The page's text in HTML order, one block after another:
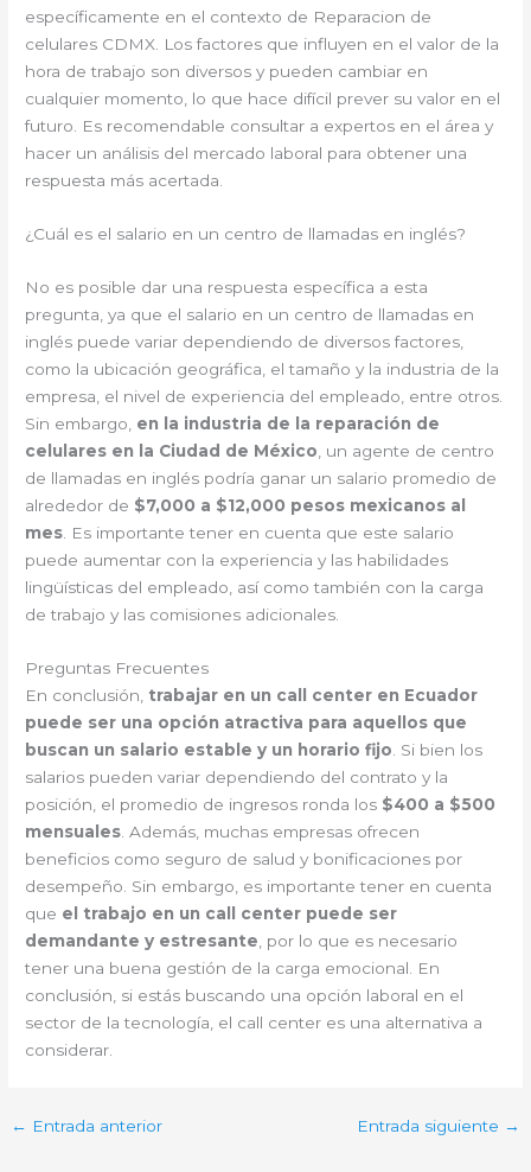
específicamente en el contexto de Reparacion de
celulares CDMX. Los factores que influyen en el valor de la
hora de trabajo son diversos y pueden cambiar en
cualquier momento, lo que hace difícil prever su valor en el
futuro. Es recomendable consultar a expertos en el área y
hacer un análisis del mercado laboral para obtener una
respuesta más acertada.
¿Cuál es el salario en un centro de llamadas en inglés?
No es posible dar una respuesta específica a esta
pregunta, ya que el salario en un centro de llamadas en
inglés puede variar dependiendo de diversos factores,
como la ubicación geográfica, el tamaño y la industria de la
empresa, el nivel de experiencia del empleado, entre otros.
Sin embargo, en la industria de la reparación de
celulares en la Ciudad de México , un agente de centro
de llamadas en inglés podría ganar un salario promedio de
alrededor de $7,000 a $12,000 pesos mexicanos al
mes . Es importante tener en cuenta que este salario
puede aumentar con la experiencia y las habilidades
lingüísticas del empleado, así como también con la carga
de trabajo y las comisiones adicionales.
Preguntas Frecuentes
En conclusión, trabajar en un call center en Ecuador
puede ser una opción atractiva para aquellos que
buscan un salario estable y un horario fijo . Si bien los
salarios pueden variar dependiendo del contrato y la
posición, el promedio de ingresos ronda los $400 a $500
mensuales . Además, muchas empresas ofrecen
beneficios como seguro de salud y bonificaciones por
desempeño. Sin embargo, es importante tener en cuenta
que el trabajo en un call center puede ser
demandante y estresante , por lo que es necesario
tener una buena gestión de la carga emocional. En
conclusión, si estás buscando una opción laboral en el
sector de la tecnología, el call center es una alternativa a
considerar.
← Entrada anterior Entrada siguiente →